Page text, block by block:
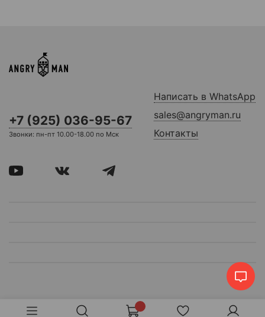
+7 (925) 036-95-67
Звонки: пн-пт 10.00-18.00 по Мск
Написать в WhatsApp
sales@angryman.ru
Контакты